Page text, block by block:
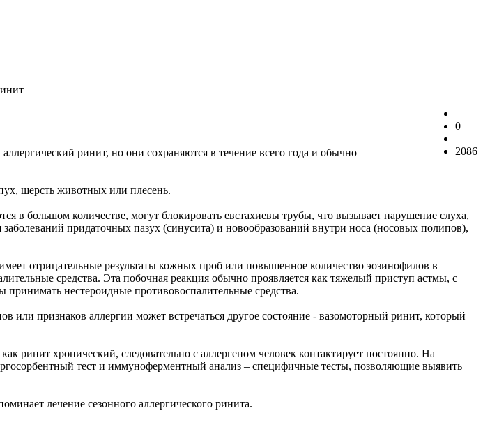
0
2086
ринит, но они сохраняются в течение всего года и обычно
шерсть животных или плесень.
в большом количестве, могут блокировать евстахиевы трубы, что вызывает нарушение слуха,
придаточных пазух (синусита) и ­новообразований внутри носа (носовых полипов),
отрицательные результаты кожных проб или повышенное количество эозинофилов в
средства. Эта побочная реакция обычно проявляется как тяжелый приступ астмы, с
нестероидные противовоспалительные средства.
признаков аллергии может встречаться другое состояние - вазомоторный ринит, который
ринит хронический, следовательно с аллергеном человек контактирует постоянно. На
тест и иммуноферментный анализ – специфичные тесты, позволяющие выявить
лечение сезонного аллергического ринита.